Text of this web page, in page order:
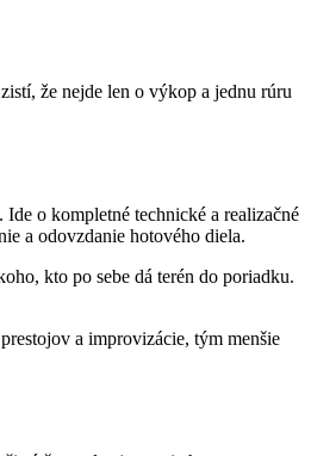
že nejde len o výkop a jednu rúru
o kompletné technické a realizačné
a odovzdanie hotového diela.
kto po sebe dá terén do poriadku.
a improvizácie, tým menšie